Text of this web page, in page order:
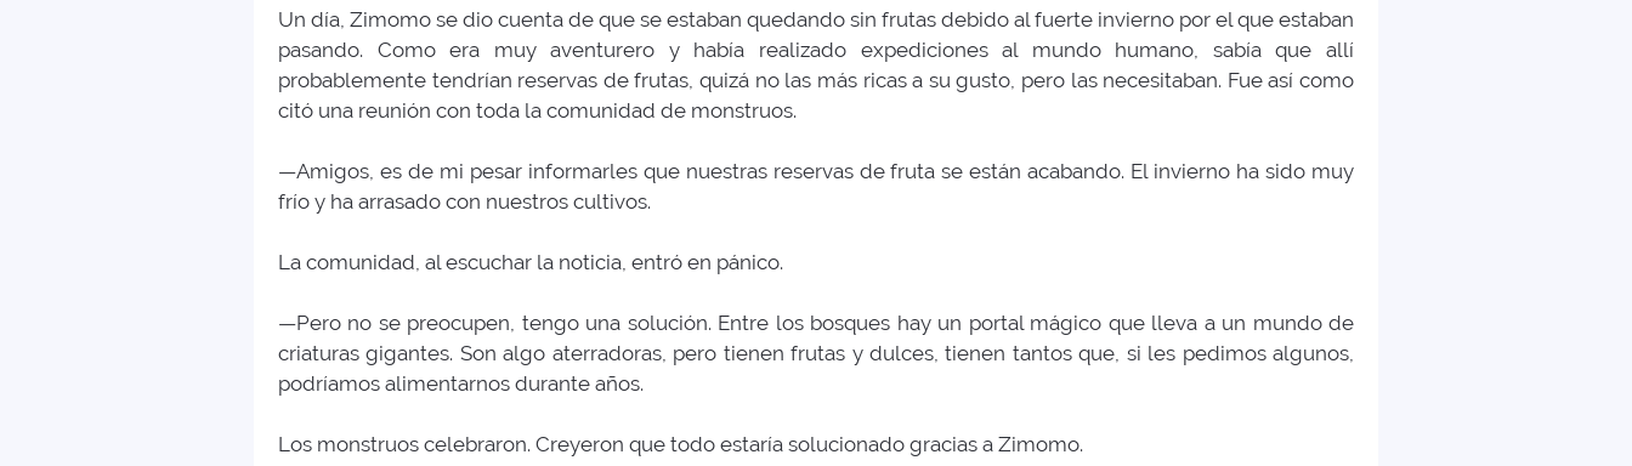
Un día, Zimomo se dio cuenta de que se estaban quedando sin frutas debido al fuerte invierno por el que estaban
pasando. Como era muy aventurero y había realizado expediciones al mundo humano, sabía que allí
probablemente tendrían reservas de frutas, quizá no las más ricas a su gusto, pero las necesitaban. Fue así como
citó una reunión con toda la comunidad de monstruos.
—Amigos, es de mi pesar informarles que nuestras reservas de fruta se están acabando. El invierno ha sido muy
frío y ha arrasado con nuestros cultivos.
La comunidad, al escuchar la noticia, entró en pánico.
—Pero no se preocupen, tengo una solución. Entre los bosques hay un portal mágico que lleva a un mundo de
criaturas gigantes. Son algo aterradoras, pero tienen frutas y dulces, tienen tantos que, si les pedimos algunos,
podríamos alimentarnos durante años.
Los monstruos celebraron. Creyeron que todo estaría solucionado gracias a Zimomo.